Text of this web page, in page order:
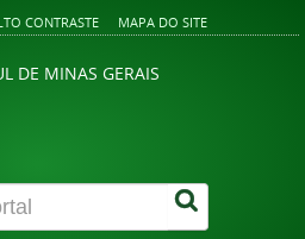
CONTRASTE MAPA DO SITE
DE MINAS GERAIS